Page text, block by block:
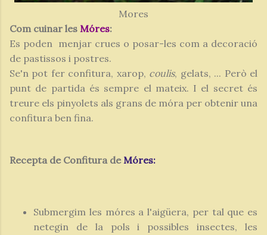
Mores
Com cuinar les Móres:
Es poden menjar crues o posar-les com a decoració
de pastissos i postres.
Se'n pot fer confitura, xarop, coulis, gelats, ... Però el
punt de partida és sempre el mateix. I el secret és
treure els pinyolets als grans de móra per obtenir una
confitura ben fina.
Recepta de Confitura de Móres:
Submergim les móres a l'aigüera, per tal que es
netegin de la pols i possibles insectes, les